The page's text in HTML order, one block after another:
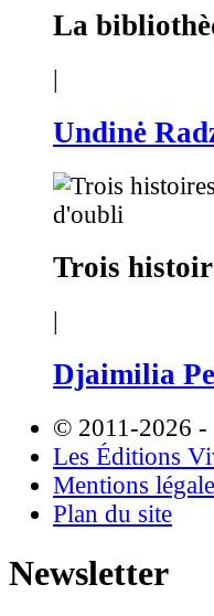
La
|
Undinė
Trois
Djaimilia
© 2011-2026 -
Les Éditions
Mentions
Plan du site
Newsletter